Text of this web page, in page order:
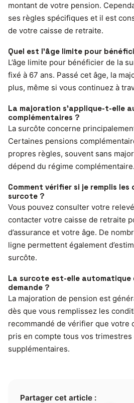
montant de votre pension.
ses règles spécifiques et il est
de votre caisse de retraite.
Quel est l’âge limite pour
L’âge limite pour bénéficier de la
fixé à 67 ans. Passé cet âge, la
plus, même si vous continuez à
La majoration s’applique-t-elle
complémentaires ?
La surcôte concerne
Certaines pensions
propres règles, souvent sans
dépend du régime complémentaire.
Comment vérifier si je remplis
surcote ?
Vous pouvez consulter votre
contacter votre caisse de retraite
d’assurance et votre âge. De
ligne permettent également
surcôte.
La surcote est-elle
demande ?
La majoration de pension est
dès que vous remplissez les
recommandé de vérifier que votre
pris en compte tous vos trimestres
supplémentaires.
Partager cet article :